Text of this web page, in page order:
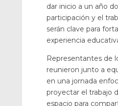
dar inicio a un año
participación y el
serán clave para
experiencia
Representantes de
reunieron junto a
en una jornada
proyectar el trabajo
espacio para